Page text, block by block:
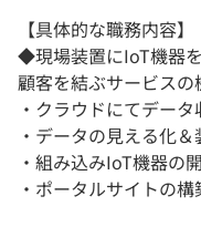
【具体的な職務内容】
◆現場装置にIoT機器
顧客を結ぶサービスの
・クラウドにてデー
・データの見える化
・組み込みIoT機器の
・ポータルサイトの構